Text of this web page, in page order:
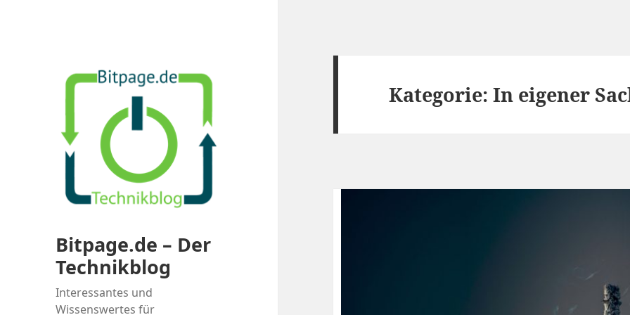
Bitpage.de – Der
Technikblog
Interessantes und
Wissenswertes für
Kategorie:In eigener